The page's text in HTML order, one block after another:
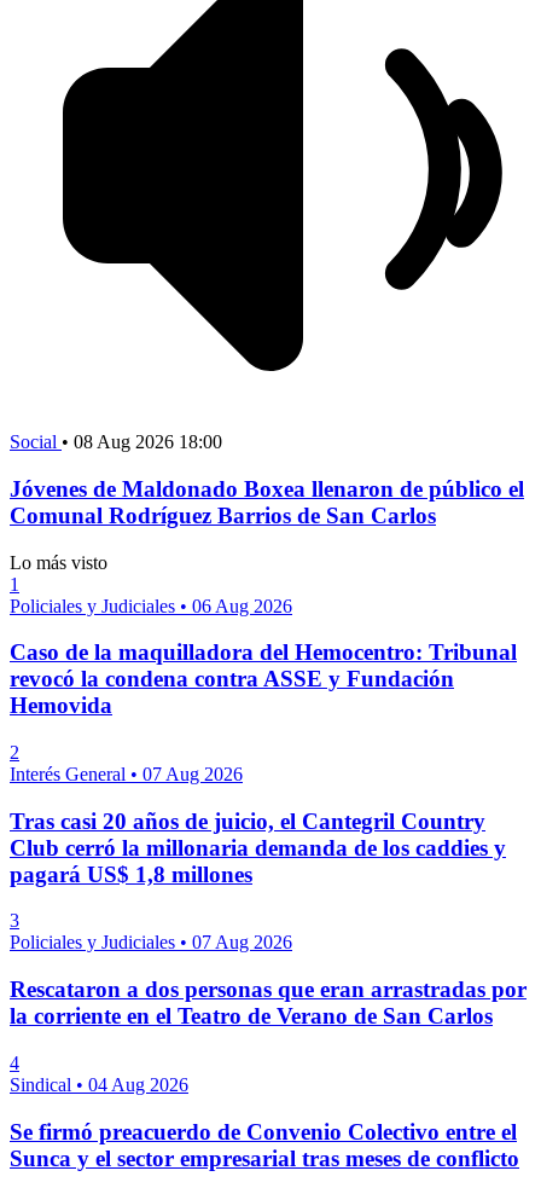
Social • 08 Aug 2026 18:00
Jóvenes de Maldonado Boxea llenaron de público el
Comunal Rodríguez Barrios de San Carlos
Lo más visto
1
Policiales y Judiciales • 06 Aug 2026
Caso de la maquilladora del Hemocentro: Tribunal
revocó la condena contra ASSE y Fundación
Hemovida
2
Interés General • 07 Aug 2026
Tras casi 20 años de juicio, el Cantegril Country
Club cerró la millonaria demanda de los caddies y
pagará US$ 1,8 millones
3
Policiales y Judiciales • 07 Aug 2026
Rescataron a dos personas que eran arrastradas por
la corriente en el Teatro de Verano de San Carlos
4
Sindical • 04 Aug 2026
Se firmó preacuerdo de Convenio Colectivo entre el
Sunca y el sector empresarial tras meses de conflicto